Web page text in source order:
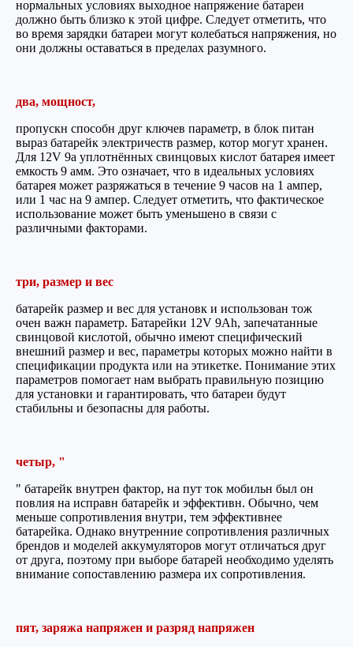
нормальных условиях выходное напряжение батареи
должно быть близко к этой цифре. Следует отметить, что
во время зарядки батареи могут колебаться напряжения, но
они должны оставаться в пределах разумного.
два, мощност,
пропускн способн друг ключев параметр, в блок питан
выраз батарейк электричеств размер, котор могут хранен.
Для 12V 9a уплотнённых свинцовых кислот батарея имеет
емкость 9 амм. Это означает, что в идеальных условиях
батарея может разряжаться в течение 9 часов на 1 ампер,
или 1 час на 9 ампер. Следует отметить, что фактическое
использование может быть уменьшено в связи с
различными факторами.
три, размер и вес
батарейк размер и вес для установк и использован тож
очен важн параметр. Батарейки 12V 9Ah, запечатанные
свинцовой кислотой, обычно имеют специфический
внешний размер и вес, параметры которых можно найти в
спецификации продукта или на этикетке. Понимание этих
параметров помогает нам выбрать правильную позицию
для установки и гарантировать, что батареи будут
стабильны и безопасны для работы.
четыр, "
" батарейк внутрен фактор, на пут ток мобильн был он
повлия на исправн батарейк и эффективн. Обычно, чем
меньше сопротивления внутри, тем эффективнее
батарейка. Однако внутренние сопротивления различных
брендов и моделей аккумуляторов могут отличаться друг
от друга, поэтому при выборе батарей необходимо уделять
внимание сопоставлению размера их сопротивления.
пят, заряжа напряжен и разряд напряжен